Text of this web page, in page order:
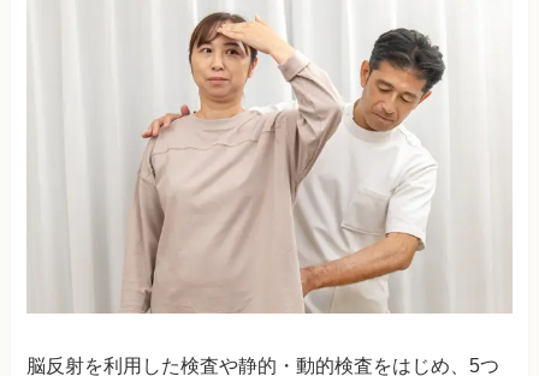
脳反射を利用した検査や静的・動的検査をはじめ、5つ